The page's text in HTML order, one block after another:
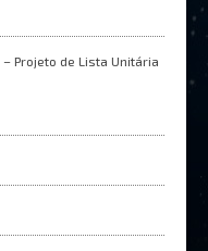
Projeto de Lista Unitária